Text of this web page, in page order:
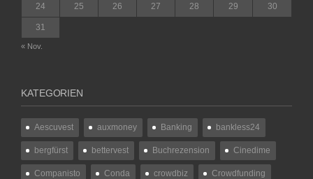
24 25 26 27 28 29 30
31
« Nov.
KATEGORIEN
Aescuvest auxmoney Banking bankless24
bergfürst bettervest Buchrezension Cinedime
Companisto Conda crowdbiz Crowdfunding